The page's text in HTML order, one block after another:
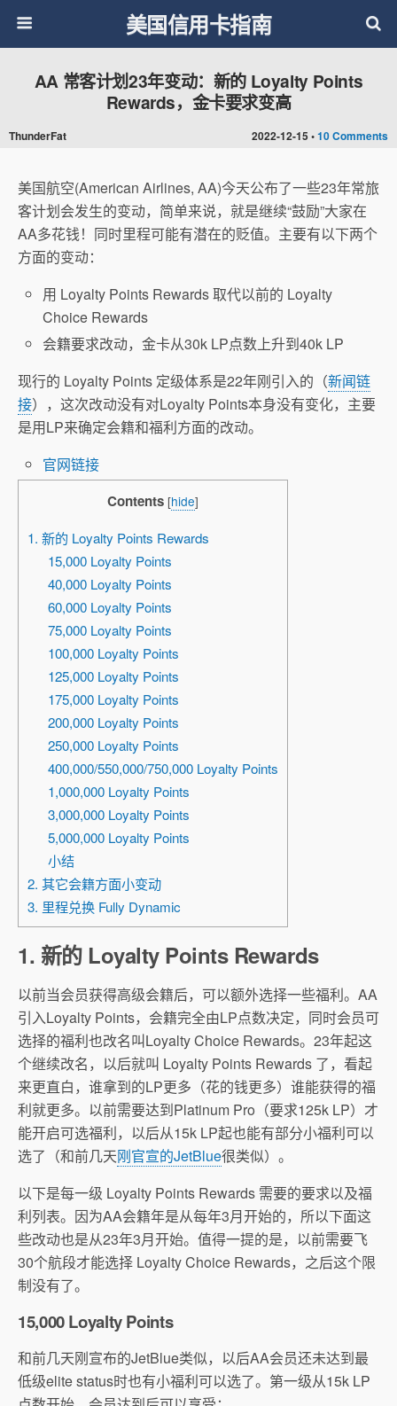
美国信用卡指南
2022-12-15 •10 Comments
AA 常客计划23年变动：新的 Loyalty Points
Rewards，金卡要求变高
ThunderFat
美国航空(American Airlines, AA)今天公布了一些23年常旅
客计划会发生的变动，简单来说，就是继续“鼓励”大家在
AA多花钱！同时里程可能有潜在的贬值。主要有以下两个
方面的变动：
用 Loyalty Points Rewards 取代以前的 Loyalty
Choice Rewards
会籍要求改动，金卡从30k LP点数上升到40k LP
现行的 Loyalty Points 定级体系是22年刚引入的（新闻链
接），这次改动没有对Loyalty Points本身没有变化，主要
是用LP来确定会籍和福利方面的改动。
官网链接
Contents [hide]
1. 新的 Loyalty Points Rewards
15,000 Loyalty Points
40,000 Loyalty Points
60,000 Loyalty Points
75,000 Loyalty Points
100,000 Loyalty Points
125,000 Loyalty Points
175,000 Loyalty Points
200,000 Loyalty Points
250,000 Loyalty Points
400,000/550,000/750,000 Loyalty Points
1,000,000 Loyalty Points
3,000,000 Loyalty Points
5,000,000 Loyalty Points
小结
2. 其它会籍方面小变动
3. 里程兑换 Fully Dynamic
1. 新的 Loyalty Points Rewards
以前当会员获得高级会籍后，可以额外选择一些福利。AA
引入Loyalty Points，会籍完全由LP点数决定，同时会员可
选择的福利也改名叫Loyalty Choice Rewards。23年起这
个继续改名，以后就叫 Loyalty Points Rewards 了，看起
来更直白，谁拿到的LP更多（花的钱更多）谁能获得的福
利就更多。以前需要达到Platinum Pro（要求125k LP）才
能开启可选福利，以后从15k LP起也能有部分小福利可以
选了（和前几天刚官宣的JetBlue很类似）。
以下是每一级 Loyalty Points Rewards 需要的要求以及福
利列表。因为AA会籍年是从每年3月开始的，所以下面这
些改动也是从23年3月开始。值得一提的是，以前需要飞
30个航段才能选择 Loyalty Choice Rewards，之后这个限
制没有了。
15,000 Loyalty Points
和前几天刚宣布的JetBlue类似，以后AA会员还未达到最
低级elite status时也有小福利可以选了。第一级从15k LP